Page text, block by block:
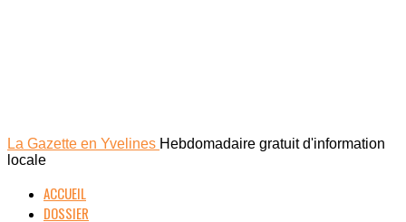
La Gazette en Yvelines Hebdomadaire gratuit d'information
locale
ACCUEIL
DOSSIER